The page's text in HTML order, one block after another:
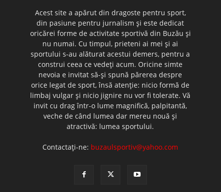
Acest site a apărut din dragoste pentru sport,
din pasiune pentru jurnalism şi este dedicat
oricărei forme de activitate sportivă din Buzău şi
nu numai. Cu timpul, prieteni ai mei şi ai
sportului s-au alăturat acestui demers, pentru a
construi ceea ce vedeţi acum. Oricine simte
nevoia e invitat să-şi spună părerea despre
orice legat de sport, însă atenţie: nicio formă de
limbaj vulgar şi nicio jignire nu vor fi tolerate. Vă
invit cu drag într-o lume magnifică, palpitantă,
veche de când lumea dar mereu nouă şi
atractivă: lumea sportului.
Contactați-ne: buzaulsportiv@yahoo.com